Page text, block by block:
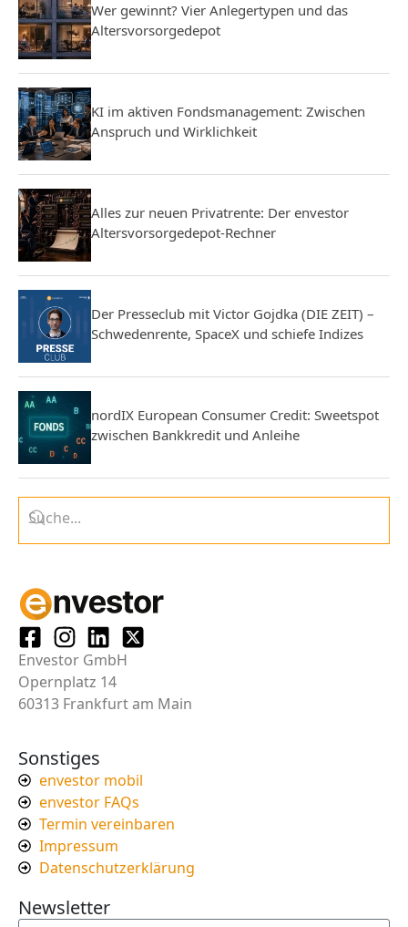
Wer gewinnt? Vier Anlegertypen und das
Altersvorsorgedepot
KI im aktiven Fondsmanagement: Zwischen
Anspruch und Wirklichkeit
Alles zur neuen Privatrente: Der envestor
Altersvorsorgedepot-Rechner
Der Presseclub mit Victor Gojdka (DIE ZEIT) –
Schwedenrente, SpaceX und schiefe Indizes
nordIX European Consumer Credit: Sweetspot
zwischen Bankkredit und Anleihe
Envestor GmbH
Opernplatz 14
60313 Frankfurt am Main
Sonstiges
envestor mobil
envestor FAQs
Termin vereinbaren
Impressum
Datenschutzerklärung
Newsletter